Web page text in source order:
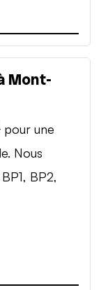
Mont-
pour une
Nous
BP2,